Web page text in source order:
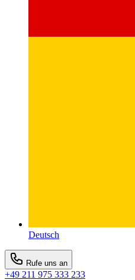
Deutsch
Rufe uns an
+49 211 975 333 233